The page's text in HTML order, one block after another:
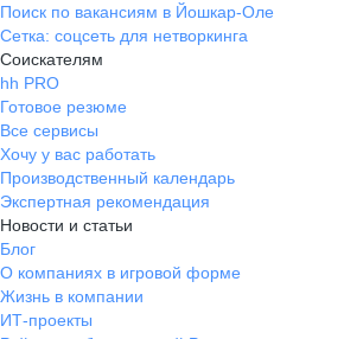
Поиск по вакансиям в Йошкар-Оле
Сетка: соцсеть для нетворкинга
Соискателям
hh PRO
Готовое резюме
Все сервисы
Хочу у вас работать
Производственный календарь
Экспертная рекомендация
Новости и статьи
Блог
О компаниях в игровой форме
Жизнь в компании
ИТ-проекты